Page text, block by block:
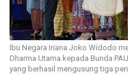
Ibu Negara Iriana Joko Widodo
Dharma Utama kepada Bunda
yang berhasil mengusung tiga